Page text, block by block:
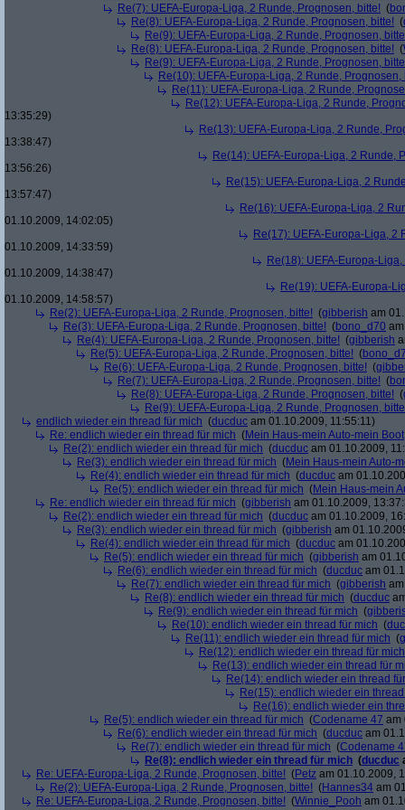
Re(7): UEFA-Europa-Liga, 2 Runde, Prognosen, bitte! (
Re(8): UEFA-Europa-Liga, 2 Runde, Prognosen, bitte! (
Re(9): UEFA-Europa-Liga, 2 Runde, Prognosen,
Re(8): UEFA-Europa-Liga, 2 Runde, Prognosen, bitte! (
Re(9): UEFA-Europa-Liga, 2 Runde, Prognosen,
Re(10): UEFA-Europa-Liga, 2 Runde, Prognosen,
Re(11): UEFA-Europa-Liga, 2 Runde,
Re(12): UEFA-Europa-Liga, 2 Runde,
13:35:29)
Re(13): UEFA-Europa-Liga, 2 Runde,
13:38:47)
Re(14): UEFA-Europa-Liga, 2 Runde,
13:56:26)
Re(15): UEFA-Europa-Liga, 2
13:57:47)
Re(16): UEFA-Europa-Liga, 2
01.10.2009, 14:02:05)
Re(17): UEFA-Europa-Liga, 2
01.10.2009, 14:33:59)
Re(18): UEFA-Europa-
01.10.2009, 14:38:47)
Re(19): UEFA-Europa-
01.10.2009, 14:58:57)
Re(2): UEFA-Europa-Liga, 2 Runde, Prognosen, bitte! (gibberish am
Re(3): UEFA-Europa-Liga, 2 Runde, Prognosen, bitte! (bono_d70
Re(4): UEFA-Europa-Liga, 2 Runde, Prognosen, bitte! (gibberish
Re(5): UEFA-Europa-Liga, 2 Runde, Prognosen, bitte! (
Re(6): UEFA-Europa-Liga, 2 Runde, Prognosen, bitte! (
Re(7): UEFA-Europa-Liga, 2 Runde, Prognosen, bitte! (
Re(8): UEFA-Europa-Liga, 2 Runde, Prognosen, bitte! (
Re(9): UEFA-Europa-Liga, 2 Runde, Prognosen,
endlich wieder ein thread für mich (ducduc am 01.10.2009, 11:55:11)
Re: endlich wieder ein thread für mich (Mein Haus-mein Auto-mein Boot
Re(2): endlich wieder ein thread für mich (ducduc am 01.10.2009,
Re(3): endlich wieder ein thread für mich (Mein Haus-mein Auto-
Re(4): endlich wieder ein thread für mich (ducduc am
Re(5): endlich wieder ein thread für mich (Mein Haus-mein
Re: endlich wieder ein thread für mich (gibberish am 01.10.2009,
Re(2): endlich wieder ein thread für mich (ducduc am 01.10.2009,
Re(3): endlich wieder ein thread für mich (gibberish am
Re(4): endlich wieder ein thread für mich (ducduc am
Re(5): endlich wieder ein thread für mich (gibberish am
Re(6): endlich wieder ein thread für mich (ducduc am
Re(7): endlich wieder ein thread für mich (gibberish
Re(8): endlich wieder ein thread für mich (ducduc
Re(9): endlich wieder ein thread für mich (
Re(10): endlich wieder ein thread für mich (
Re(11): endlich wieder ein thread für mich (
Re(12): endlich wieder ein thread für mich
Re(13): endlich wieder ein thread für
Re(14): endlich wieder ein thread
Re(15): endlich wieder ein
Re(16): endlich wieder ein
Re(5): endlich wieder ein thread für mich (Codename 47 am
Re(6): endlich wieder ein thread für mich (ducduc am
Re(7): endlich wieder ein thread für mich (Codename
Re(8): endlich wieder ein thread für mich (ducduc
Re: UEFA-Europa-Liga, 2 Runde, Prognosen, bitte! (Petz am 01.10.2009,
Re(2): UEFA-Europa-Liga, 2 Runde, Prognosen, bitte! (Hannes34 am
Re: UEFA-Europa-Liga, 2 Runde, Prognosen, bitte! (Winnie_Pooh am